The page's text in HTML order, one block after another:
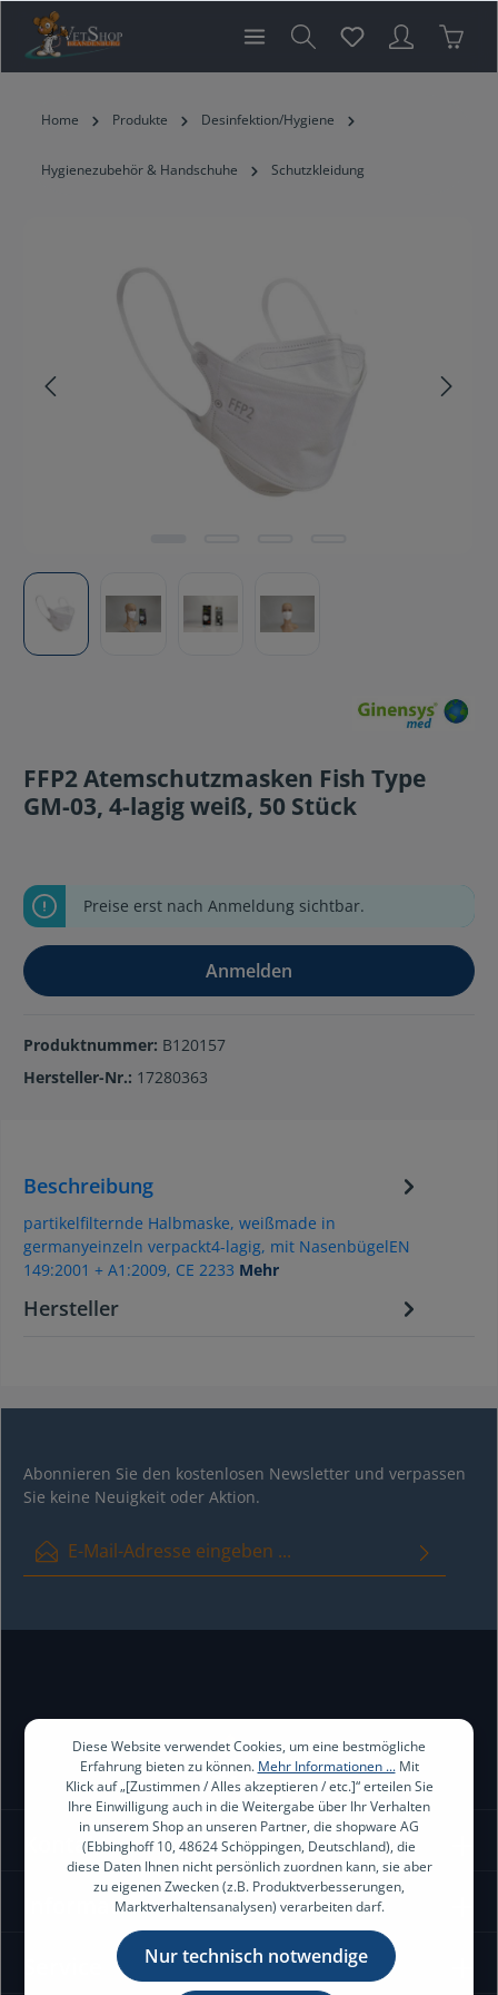
springen
Home Produkte Desinfektion/Hygiene
Hygienezubehör & Handschuhe Schutzkleidung
FFP2 Atemschutzmasken Fish Type
GM-03, 4-lagig weiß, 50 Stück
Preise erst nach Anmeldung sichtbar.
Anmelden
Produktnummer: B120157
Hersteller-Nr.: 17280363
Beschreibung
partikelfilternde Halbmaske, weißmade in
germanyeinzeln verpackt4-lagig, mit NasenbügelEN
149:2001 + A1:2009, CE 2233 Mehr
Hersteller
Abonnieren Sie den kostenlosen Newsletter und verpassen
Sie keine Neuigkeit oder Aktion.
E-Mail-Adresse*
Kontakt
Information
Diese Website verwendet Cookies, um eine bestmögliche
Erfahrung bieten zu können. Mehr Informationen ...Mit
Klick auf „[Zustimmen / Alles akzeptieren / etc.]“ erteilen Sie
Ihre Einwilligung auch in die Weitergabe über Ihr Verhalten
in unserem Shop an unseren Partner, die shopware AG
(Ebbinghoff 10, 48624 Schöppingen, Deutschland), die
diese Daten Ihnen nicht persönlich zuordnen kann, sie aber
zu eigenen Zwecken (z.B. Produktverbesserungen,
Marktverhaltensanalysen) verarbeiten darf.
Nur technisch notwendige